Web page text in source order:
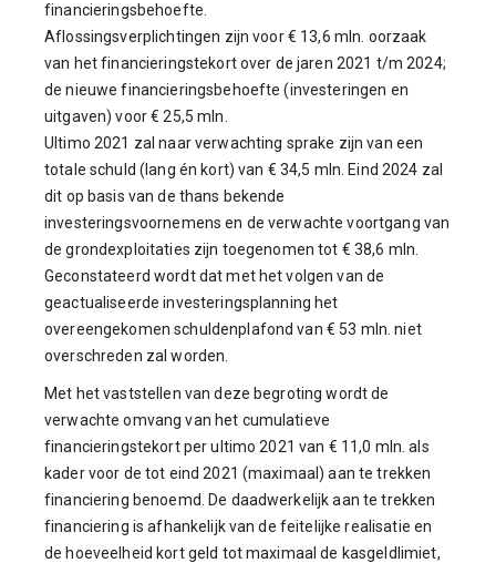
financieringsbehoefte.
Aflossingsverplichtingen zijn voor € 13,6 mln. oorzaak
van het financieringstekort over de jaren 2021 t/m 2024;
de nieuwe financieringsbehoefte (investeringen en
uitgaven) voor € 25,5 mln.
Ultimo 2021 zal naar verwachting sprake zijn van een
totale schuld (lang én kort) van € 34,5 mln. Eind 2024 zal
dit op basis van de thans bekende
investeringsvoornemens en de verwachte voortgang van
de grondexploitaties zijn toegenomen tot € 38,6 mln.
Geconstateerd wordt dat met het volgen van de
geactualiseerde investeringsplanning het
overeengekomen schuldenplafond van € 53 mln. niet
overschreden zal worden.
Met het vaststellen van deze begroting wordt de
verwachte omvang van het cumulatieve
financieringstekort per ultimo 2021 van € 11,0 mln. als
kader voor de tot eind 2021 (maximaal) aan te trekken
financiering benoemd. De daadwerkelijk aan te trekken
financiering is afhankelijk van de feitelijke realisatie en
de hoeveelheid kort geld tot maximaal de kasgeldlimiet,